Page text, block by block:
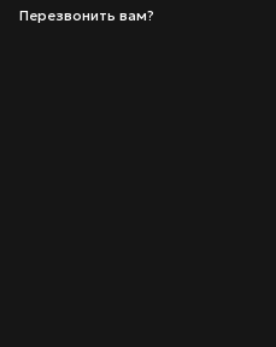
Перезвонить вам?